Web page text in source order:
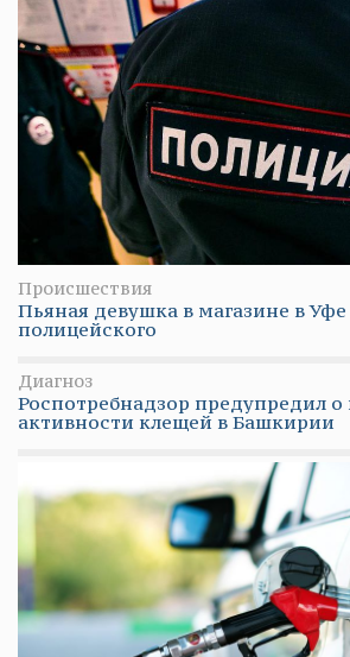
Происшествия
Пьяная девушка в магазине в
полицейского
Диагноз
Роспотребнадзор предупредил
активности клещей в Башкирии